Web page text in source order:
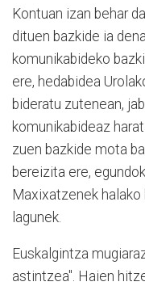
Kontuan izan behar
dituen bazkide ia
komunikabideko
ere, hedabidea
bideratu zutenean,
komunikabideaz
zuen bazkide mota
bereizita ere,
Maxixatzenek halako
lagunek.
Euskalgintza
astintzea". Haien